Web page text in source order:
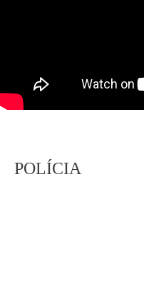
POLÍCIA